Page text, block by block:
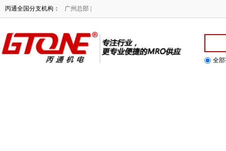
丙通全国分支机构： 广州总部 |
注行业，提供更专业便捷的MRO供应！
全